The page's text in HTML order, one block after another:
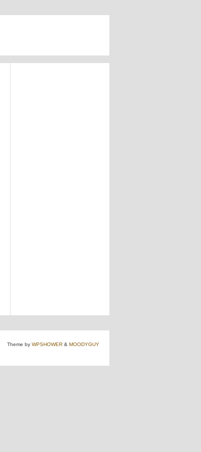
Theme by WPSHOWER & MOODYGUY